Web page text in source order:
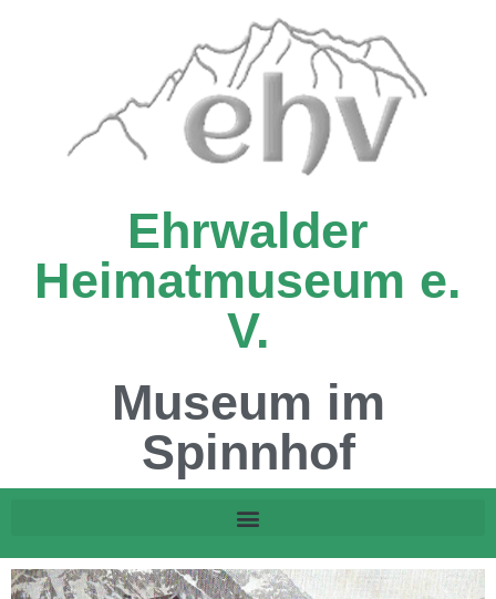
Ehrwalder
Heimatmuseum e.
V.
Museum im
Spinnhof